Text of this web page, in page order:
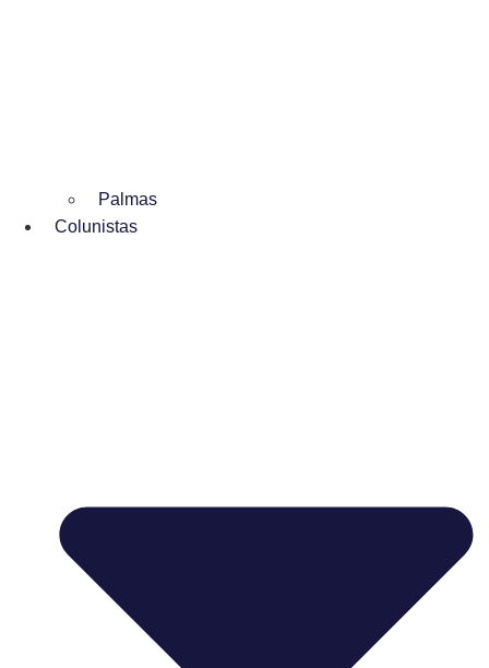
Palmas
Colunistas